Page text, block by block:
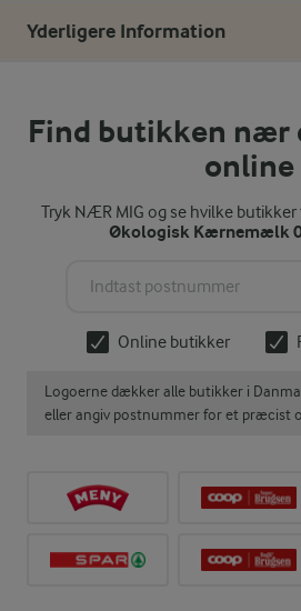
Yderligere Information
Find butikken nær
online
Tryk NÆR MIG og se hvilke
Økologisk Kærnemælk
Online butikker
Logoerne dækker alle butikker i
eller angiv postnummer for et præcist